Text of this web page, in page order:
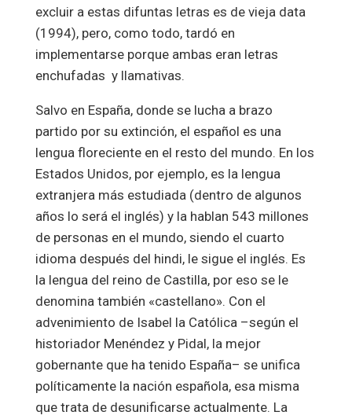
excluir a estas difuntas letras es de vieja data
(1994), pero, como todo, tardó en
implementarse porque ambas eran letras
enchufadas y llamativas.
Salvo en España, donde se lucha a brazo
partido por su extinción, el español es una
lengua floreciente en el resto del mundo. En los
Estados Unidos, por ejemplo, es la lengua
extranjera más estudiada (dentro de algunos
años lo será el inglés) y la hablan 543 millones
de personas en el mundo, siendo el cuarto
idioma después del hindi, le sigue el inglés. Es
la lengua del reino de Castilla, por eso se le
denomina también «castellano». Con el
advenimiento de Isabel la Católica –según el
historiador Menéndez y Pidal, la mejor
gobernante que ha tenido España– se unifica
políticamente la nación española, esa misma
que trata de desunificarse actualmente. La